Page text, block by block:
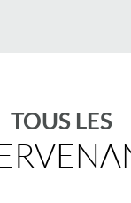
TOUS LES